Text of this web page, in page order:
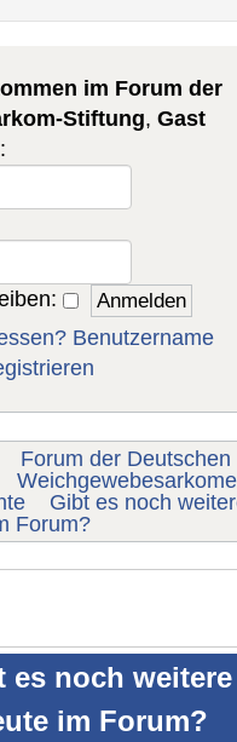
im Forum der
Stiftung,Gast
Benutzername
Forum der Deutschen
Weichgewebesarkome
Gibt es noch
Forum?
es noch weitere
im Forum?